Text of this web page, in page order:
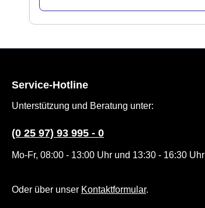
Service-Hotline
Unterstützung und Beratung unter:
(0 25 97) 93 995 - 0
Mo-Fr, 08:00 - 13:00 Uhr und 13:30 - 16:30 Uhr
Oder über unser Kontaktformular.